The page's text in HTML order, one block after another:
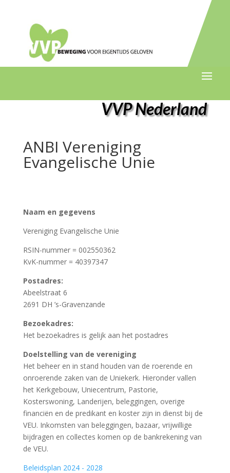
VVP Nederland
ANBI Vereniging
Evangelische Unie
Naam en gegevens
Vereniging Evangelische Unie
RSIN-nummer = 002550362
KvK-nummer = 40397347
Postadres:
Abeelstraat 6
2691 DH ’s-Gravenzande
Bezoekadres:
Het bezoekadres is gelijk aan het postadres
Doelstelling van de vereniging
Het beheer en in stand houden van de roerende en
onroerende zaken van de Uniekerk. Hieronder vallen
het Kerkgebouw, Uniecentrum, Pastorie,
Kosterswoning, Landerijen, beleggingen, overige
financiën en de predikant en koster zijn in dienst bij de
VEU. Inkomsten van beleggingen, bazaar, vrijwillige
bijdragen en collectes komen op de bankrekening van
de VEU.
Beleidsplan 2024 - 2028